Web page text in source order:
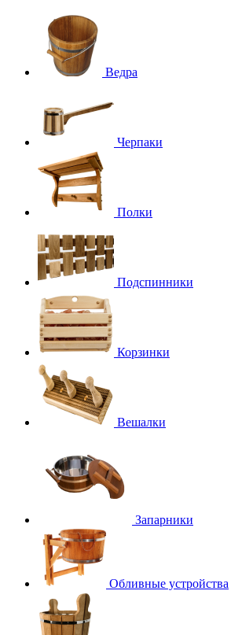
Ведра
Черпаки
Полки
Подспинники
Корзинки
Вешалки
Запарники
Обливные устройства